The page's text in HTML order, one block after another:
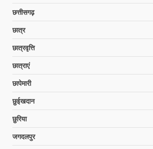
छत्तीसगढ़
छात्र
छात्रवृत्ति
छात्राएं
छापेमारी
छुईखदान
छुरिया
जगदलपुर